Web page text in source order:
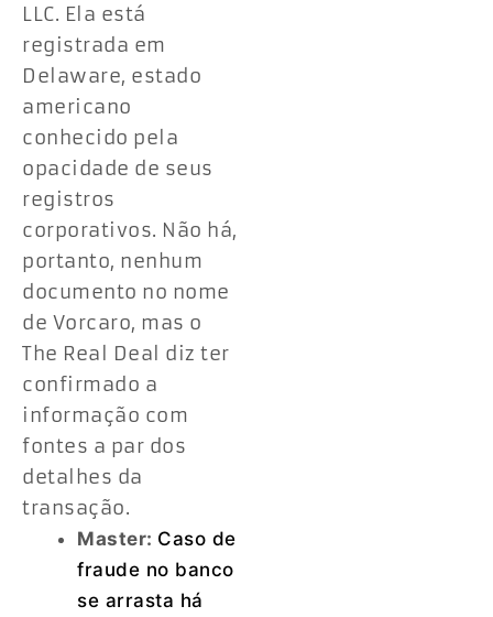
LLC. Ela está
registrada em
Delaware, estado
americano
conhecido pela
opacidade de seus
registros
corporativos. Não há,
portanto, nenhum
documento no nome
de Vorcaro, mas o
The Real Deal diz ter
confirmado a
informação com
fontes a par dos
detalhes da
transação.
Master: Caso de
fraude no banco
se arrasta há